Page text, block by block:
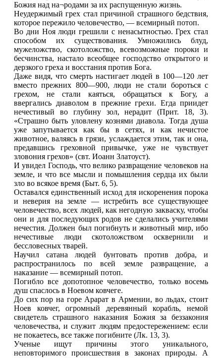
Божия над на¬родами за их распущенную жизнь.
Неудержимый грех стал причиной страшного бедствия,
которое пережило человечество, — всемирный потоп.
Во дни Ноя люди грешили с ненасытностью. Грех стал
способом их существования. Умножились блуд,
мужеложство, скотоложство, всевозможные пороки и
бесчинства, настало всеобщее господство открытого и
дерзкого греха и восстания против Бога.
Даже видя, что смерть настигает людей в 100—120 лет
вместо прежних 800—900, люди не стали бороться с
грехом, не стали каяться, обращаться к Богу, а
ввергались диаволом в прежние грехи. Егда приидет
нечестивый во глубину зол, нерадит (Прит. 18, 3).
«Страшно быть уловлену кознями диавола. Тогда душа
уже запутывается как бы в сетях, и как нечистое
животное, валяясь в грязи, услаждается этим, так и она,
предавшись греховной привычке, уже не чувствует
зловония грехов» (свт. Иоанн Златоуст).
И увидел Господь, что велико развращение человеков на
земле, и что все мысли и помышления сердца их были
зло во всякое время (Быт. 6, 5).
Оставался единственный исход для искоренения порока
и неверия на земле — истребить все существующее
человечество, всех людей, как негодную закваску, чтобы
они и для последующих родов не сделались учителями
нечестия. Должен был погибнуть и животный мир, ибо
нечестивые люди скотоложством осквернили и
бессловесных тварей.
Научил сатана людей бунтовать против добра, и
распространилось по всей земле развращение, а
наказание — всемирный потоп.
Погибло все допотопное человечество, только восемь
душ спаслось в Ноевом ковчеге.
До сих пор на горе Арарат в Армении, во льдах, стоит
Ноев ковчег, огромный деревянный корабль, немой
свидетель страшного наказания Божия за беззакония
человечества, и служит людям предостережением: если
не покаетесь, все также погибните (Лк. 13, 3).
Ученые ищут причины этого уникального,
неповторимого происшествия в законах природы. А